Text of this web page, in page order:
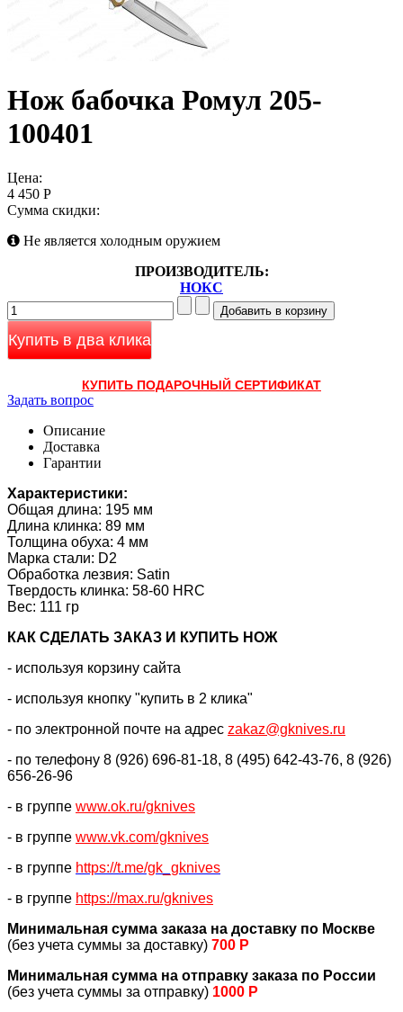
Нож бабочка Ромул 205-
100401
Цена:
4 450 Р
Сумма скидки:
Не является холодным оружием
ПРОИЗВОДИТЕЛЬ:
НОКС
Купить в два клика
КУПИТЬ ПОДАРОЧНЫЙ СЕРТИФИКАТ
Задать вопрос
Описание
Доставка
Гарантии
Характеристики:
Общая длина: 195 мм
Длина клинка: 89 мм
Толщина обуха: 4 мм
Марка стали: D2
Обработка лезвия: Satin
Твердость клинка: 58-60 HRC
Вес: 111 гр
КАК CДЕЛАТЬ ЗАКАЗ И КУПИТЬ НОЖ
- используя корзину сайта
- используя кнопку "купить в 2 клика"
- по электронной почте на адрес zakaz@gknives.ru
- по телефону 8 (926) 696-81-18, 8 (495) 642-43-76, 8 (926)
656-26-96
- в группе www.ok.ru/gknives
- в группе www.vk.com/gknives
- в группе https://t.me/gk_gknives
- в группе https://max.ru/gknives
Минимальная сумма заказа на доставку по Москве
(без учета суммы за доставку) 700 Р
Минимальная сумма на отправку заказа по России
(без учета суммы за отправку) 1000 Р